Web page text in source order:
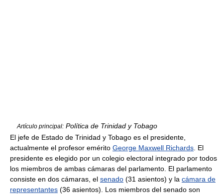
Artículo principal: Política de Trinidad y Tobago
El jefe de Estado de Trinidad y Tobago es el presidente,
actualmente el profesor emérito George Maxwell Richards . El
presidente es elegido por un colegio electoral integrado por todos
los miembros de ambas cámaras del parlamento. El parlamento
consiste en dos cámaras, el senado (31 asientos) y la cámara de
representantes (36 asientos). Los miembros del senado son